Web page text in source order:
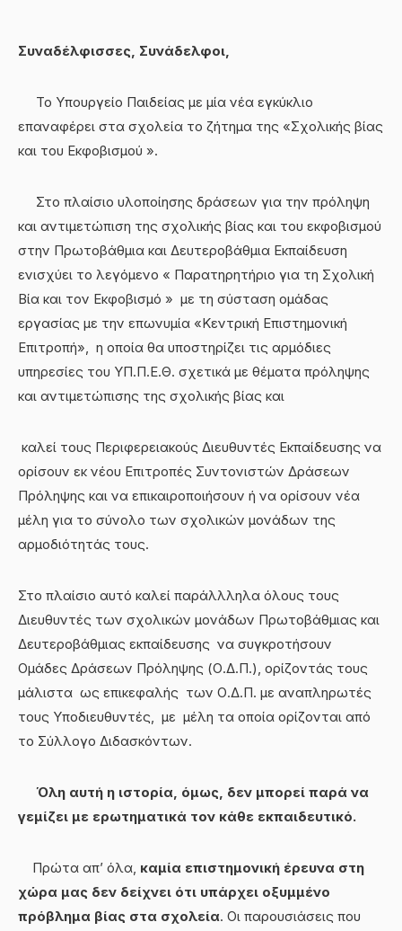
Συναδέλφισσες, Συνάδελφοι,
Το Υπουργείο Παιδείας με μία νέα εγκύκλιο
επαναφέρει στα σχολεία το ζήτημα της «Σχολικής βίας
και του Εκφοβισμού ».
Στο πλαίσιο υλοποίησης δράσεων για την πρόληψη
και αντιμετώπιση της σχολικής βίας και του εκφοβισμού
στην Πρωτοβάθμια και Δευτεροβάθμια Εκπαίδευση
ενισχύει το λεγόμενο « Παρατηρητήριο για τη Σχολική
Βία και τον Εκφοβισμό » με τη σύσταση ομάδας
εργασίας με την επωνυμία «Κεντρική Επιστημονική
Επιτροπή», η οποία θα υποστηρίζει τις αρμόδιες
υπηρεσίες του ΥΠ.Π.Ε.Θ. σχετικά με θέματα πρόληψης
και αντιμετώπισης της σχολικής βίας και
καλεί τους Περιφερειακούς Διευθυντές Εκπαίδευσης να
ορίσουν εκ νέου Επιτροπές Συντονιστών Δράσεων
Πρόληψης και να επικαιροποιήσουν ή να ορίσουν νέα
μέλη για το σύνολο των σχολικών μονάδων της
αρμοδιότητάς τους.
Στο πλαίσιο αυτό καλεί παράλλληλα όλους τους
Διευθυντές των σχολικών μονάδων Πρωτοβάθμιας και
Δευτεροβάθμιας εκπαίδευσης να συγκροτήσουν
Ομάδες Δράσεων Πρόληψης (Ο.Δ.Π.), ορίζοντάς τους
μάλιστα ως επικεφαλής των Ο.Δ.Π. με αναπληρωτές
τους Υποδιευθυντές, με μέλη τα οποία ορίζονται από
το Σύλλογο Διδασκόντων.
Όλη αυτή η ιστορία, όμως, δεν μπορεί παρά να
γεμίζει με ερωτηματικά τον κάθε εκπαιδευτικό.
Πρώτα απ’ όλα, καμία επιστημονική έρευνα στη
χώρα μας δεν δείχνει ότι υπάρχει οξυμμένο
πρόβλημα βίας στα σχολεία. Οι παρουσιάσεις που